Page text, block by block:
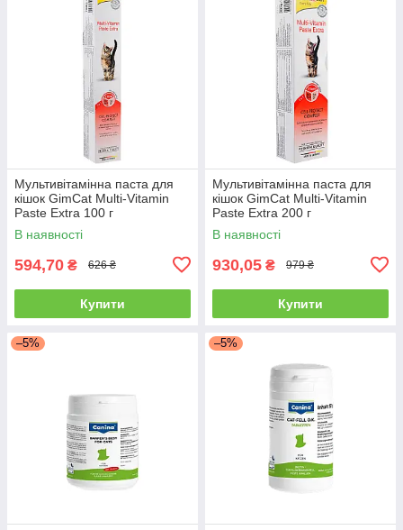
Мультивітамінна паста для
кішок GimCat Multi-Vitamin
Paste Extra 100 г
В наявності
594,70 ₴ 626 ₴
Купити
Мультивітамінна паста для
кішок GimCat Multi-Vitamin
Paste Extra 200 г
В наявності
930,05 ₴ 979 ₴
Купити
–5% –5%